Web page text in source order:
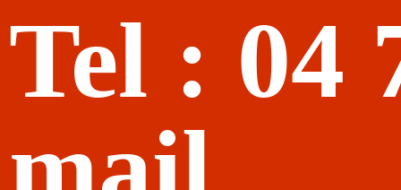
Tel : 04